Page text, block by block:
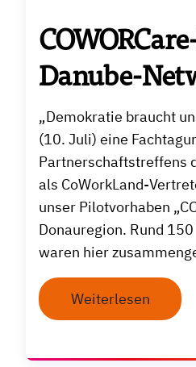
Danube-
„Demokratie braucht
(10. Juli) eine
Partnerschaftstreffens
als CoWorkLand-
unser Pilotvorhaben
Donauregion. Rund
waren hier
Weiterlesen